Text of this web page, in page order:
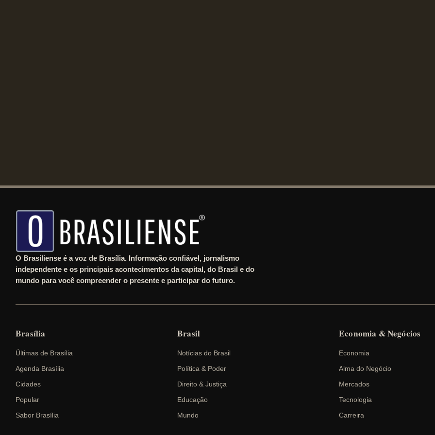
O Brasiliense é a voz de Brasília. Informação confiável, jornalismo
independente e os principais acontecimentos da capital, do Brasil e do
mundo para você compreender o presente e participar do futuro.
Brasília
Últimas de Brasília
Agenda Brasília
Cidades
Popular
Sabor Brasília
Brasil
Notícias do Brasil
Política & Poder
Direito & Justiça
Educação
Mundo
Economia & Negócios
Economia
Alma do Negócio
Mercados
Tecnologia
Carreira